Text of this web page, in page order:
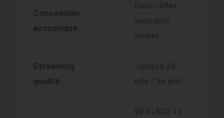
Conception
acoustique
Bass-reflex
avec port
arrière
Streaming
qualité
Jusqu’à 24
bits / 96 kHz
Wi-Fi 802.11